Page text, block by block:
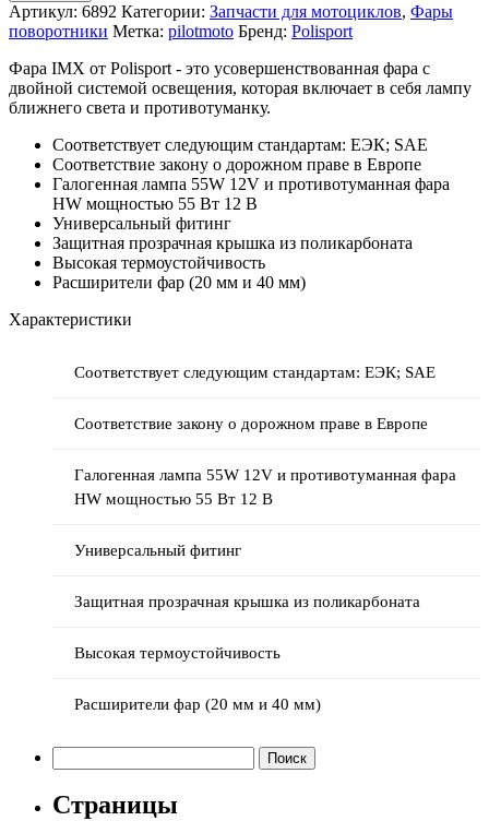
Артикул: 6892 Категории: Запчасти для мотоциклов, Фары
поворотники Метка: pilotmoto Бренд: Polisport
Фара IMX от Polisport - это усовершенствованная фара с
двойной системой освещения, которая включает в себя лампу
ближнего света и противотуманку.
Соответствует следующим стандартам: ЕЭК; SAE
Соответствие закону о дорожном праве в Европе
Галогенная лампа 55W 12V и противотуманная фара
HW мощностью 55 Вт 12 В
Универсальный фитинг
Защитная прозрачная крышка из поликарбоната
Высокая термоустойчивость
Расширители фар (20 мм и 40 мм)
Характеристики
Соответствует следующим стандартам: ЕЭК; SAE
Соответствие закону о дорожном праве в Европе
Галогенная лампа 55W 12V и противотуманная фара
HW мощностью 55 Вт 12 В
Универсальный фитинг
Защитная прозрачная крышка из поликарбоната
Высокая термоустойчивость
Расширители фар (20 мм и 40 мм)
Страницы